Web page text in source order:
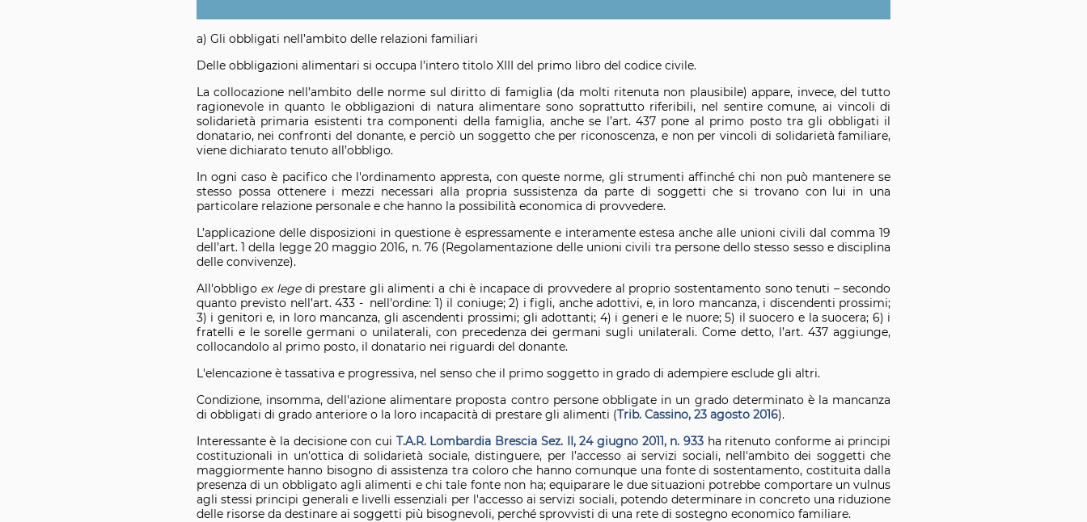
a) Gli obbligati nell’ambito delle relazioni familiari
Delle obbligazioni alimentari si occupa l’intero titolo XIII del primo libro del codice civile.
La collocazione nell’ambito delle norme sul diritto di famiglia (da molti ritenuta non plausibile) appare, invece, del tutto
ragionevole in quanto le obbligazioni di natura alimentare sono soprattutto riferibili, nel sentire comune, ai vincoli di
solidarietà primaria esistenti tra componenti della famiglia, anche se l’art. 437 pone al primo posto tra gli obbligati il
donatario, nei confronti del donante, e perciò un soggetto che per riconoscenza, e non per vincoli di solidarietà familiare,
viene dichiarato tenuto all’obbligo.
In ogni caso è pacifico che l'ordinamento appresta, con queste norme, gli strumenti affinché chi non può mantenere se
stesso possa ottenere i mezzi necessari alla propria sussistenza da parte di soggetti che si trovano con lui in una
particolare relazione personale e che hanno la possibilità economica di provvedere.
L’applicazione delle disposizioni in questione è espressamente e interamente estesa anche alle unioni civili dal comma 19
dell’art. 1 della legge 20 maggio 2016, n. 76 (Regolamentazione delle unioni civili tra persone dello stesso sesso e disciplina
delle convivenze).
All'obbligo ex legedi prestare gli alimenti a chi è incapace di provvedere al proprio sostentamento sono tenuti – secondo
quanto previsto nell’art. 433 - nell'ordine: 1) il coniuge; 2) i figli, anche adottivi, e, in loro mancanza, i discendenti prossimi;
3) i genitori e, in loro mancanza, gli ascendenti prossimi; gli adottanti; 4) i generi e le nuore; 5) il suocero e la suocera; 6) i
fratelli e le sorelle germani o unilaterali, con precedenza dei germani sugli unilaterali. Come detto, l’art. 437 aggiunge,
collocandolo al primo posto, il donatario nei riguardi del donante.
L'elencazione è tassativa e progressiva, nel senso che il primo soggetto in grado di adempiere esclude gli altri.
Condizione, insomma, dell'azione alimentare proposta contro persone obbligate in un grado determinato è la mancanza
di obbligati di grado anteriore o la loro incapacità di prestare gli alimenti (Trib. Cassino, 23 agosto 2016).
Interessante è la decisione con cui T.A.R. Lombardia Brescia Sez. II, 24 giugno 2011, n. 933ha ritenuto conforme ai principi
costituzionali in un'ottica di solidarietà sociale, distinguere, per l’accesso ai servizi sociali, nell'ambito dei soggetti che
maggiormente hanno bisogno di assistenza tra coloro che hanno comunque una fonte di sostentamento, costituita dalla
presenza di un obbligato agli alimenti e chi tale fonte non ha; equiparare le due situazioni potrebbe comportare un vulnus
agli stessi principi generali e livelli essenziali per l'accesso ai servizi sociali, potendo determinare in concreto una riduzione
delle risorse da destinare ai soggetti più bisognevoli, perché sprovvisti di una rete di sostegno economico familiare.